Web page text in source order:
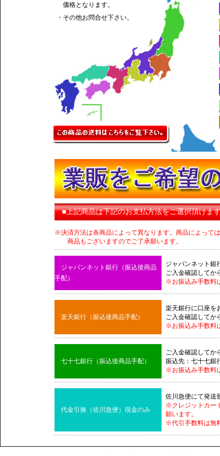
価格となります。
・その他お問合せ下さい。
■上記商品は下記のお支払方法をご選択頂けま
※決済方法は各商品によって異なります。商品によって
商品もございますのでご了承願います。
ジャパンネット銀行（振込後商品
手配）
ジャパンネット銀
ご入金確認してか
※お振込み手数料
楽天銀行（振込後商品手配）
楽天銀行に口座を
ご入金確認してか
※お振込み手数料
七十七銀行（振込後商品手配）
ご入金確認してか
振込先：七十七銀
※お振込み手数料
代金引換（佐川急便）現金のみ
佐川急便にて発送
※クレジットカー
願います。
※代引手数料は無